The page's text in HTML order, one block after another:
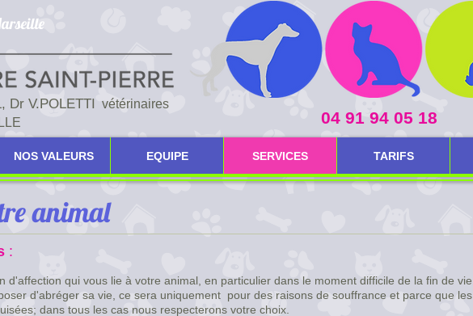
04 91 94 05 18
Dr V.POLETTI vétérinaires
NOS VALEURS EQUIPE SERVICES TARIFS
:
d'affection qui vous lie à votre animal, en particulier dans le moment difficile de la fin de vie.
d'abréger sa vie, ce sera uniquement pour des raisons de souffrance et parce que les
dans tous les cas nous respecterons votre choix.
animal